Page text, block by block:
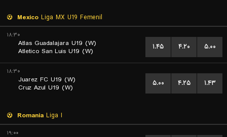
Mexico Liga MX U19 Femenil
۱۸:۳۰
Atlas Guadalajara U19 (W)
Atletico San Luis U19 (W)
۱.۴۵ ۴.۲۰ ۵.۰۰
۱۸:۳۰
Juarez FC U19 (W)
Cruz Azul U19 (W)
۵.۰۰ ۴.۲۵ ۱.۴۳
Romania Liga I
۱۹:۰۰